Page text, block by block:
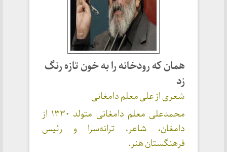
همان که رودخانه را به خون تازه رنگ
زد
شعری از علی معلم دامغانی
محمدعلی معلم دامغانی متولد ۱۳۳۰ از
دامغان، شاعر، ترانه‌سرا و رئیس
فرهنگستان هنر.